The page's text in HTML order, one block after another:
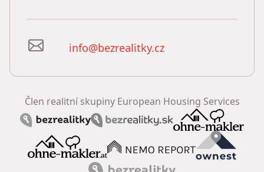
info@bezrealitky.cz
Člen realitní skupiny European Housing Services